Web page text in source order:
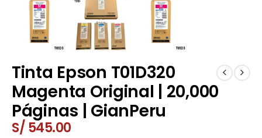
Tinta Epson T01D320
Magenta Original | 20,000
Páginas | GianPeru
S/ 545.00